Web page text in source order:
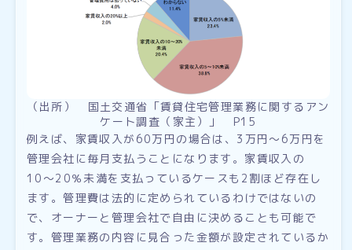
（出所） 国土交通省「賃貸住宅管理業務に関するアン
ケート調査（家主）」 P15
例えば、家賃収入が60万円の場合は、3万円〜6万円を
管理会社に毎月支払うことになります。家賃収入の
10〜20％未満を支払っているケースも2割ほど存在し
ます。管理費は法的に定められているわけではないの
で、オーナーと管理会社で自由に決めることも可能で
す。管理業務の内容に見合った金額が設定されているか